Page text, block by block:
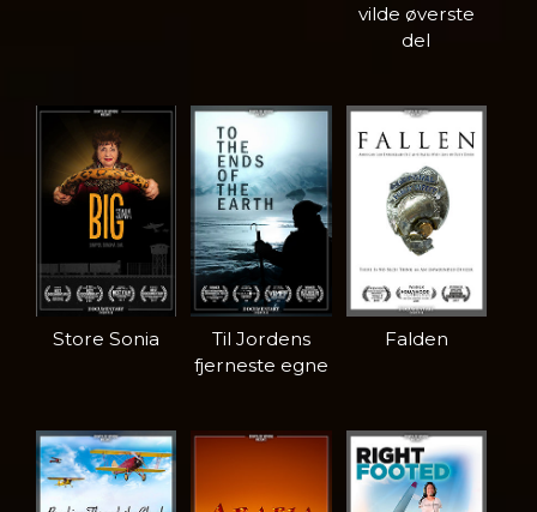
vilde øverste
del
Store Sonia
Til Jordens
fjerneste egne
Falden